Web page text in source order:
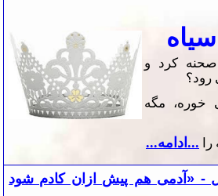
صحنه كرد و
رود؟
(1) می خوره، مگه
...ادامه...
- «آدمی هم پیش ازان کادم شود